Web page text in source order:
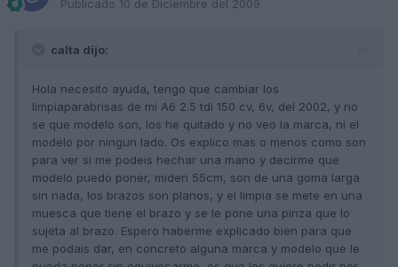
Publicado 10 de Diciembre del 2009
calta dijo:
Hola necesito ayuda, tengo que cambiar los
limpiaparabrisas de mi A6 2.5 tdi 150 cv, 6v, del 2002, y no
se que modelo son, los he quitado y no veo la marca, ni el
modelo por ningun lado. Os explico mas o menos como son
para ver si me podeis hechar una mano y decirme que
modelo puedo poner, miden 55cm, son de una goma larga
sin nada, los brazos son planos, y el limpia se mete en una
muesca que tiene el brazo y se le pone una pinza que lo
sujeta al brazo. Espero haberme explicado bien para que
me podais dar, en concreto alguna marca y modelo que le